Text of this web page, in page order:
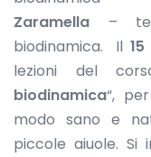
Zaramella –
biodinamica. Il
lezioni del
biodinamica“,
modo sano e
piccole aiuole. Si